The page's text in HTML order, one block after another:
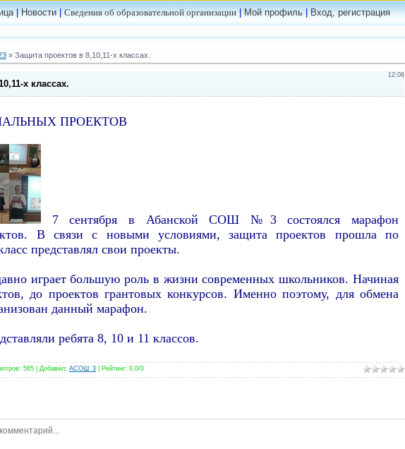
|Новости|Сведения об образовательной организации|Мой профиль|Вход, регистрация
» Защита проектов в 8,10,11-х классах.
12:08
х классах.
ПРОЕКТОВ
7 сентября в Абанской СОШ №3 состоялся марафон
В связи с новыми условиями, защита проектов прошла по
представлял свои проекты.
играет большую роль в жизни современных школьников. Начиная
до проектов грантовых конкурсов. Именно поэтому, для обмена
данный марафон.
ребята 8, 10 и 11 классов.
: 565 | Добавил: ACOШ_3 Рейтинг: 0.0/0